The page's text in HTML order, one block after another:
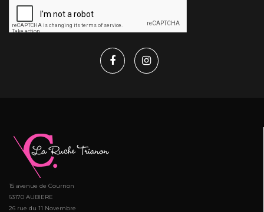
15 avenue de Cournon
63170 AUBIERE
26 rue du 11 Novembre